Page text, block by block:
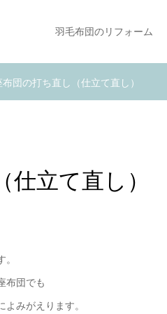
羽毛布団のリフォーム
布団の打ち直し（仕立て直し）
立て直し）
布団でも
みがえります。